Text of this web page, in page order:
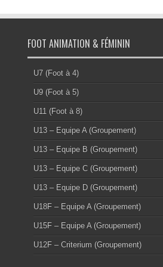
FOOT ANIMATION & FÉMININ
U7 (Foot à 4)
U9 (Foot à 5)
U11 (Foot à 8)
U13 – Equipe A (Groupement)
U13 – Equipe B (Groupement)
U13 – Equipe C (Groupement)
U13 – Equipe D (Groupement)
U18F – Equipe A (Groupement)
U15F – Equipe A (Groupement)
U12F – Criterium (Groupement)